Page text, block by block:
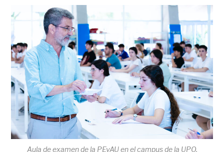
Aula de examen de la PEvAU en el campus de la UPO.